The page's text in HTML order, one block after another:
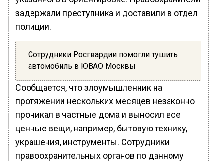
задержали преступника и доставили в отдел
полиции.
Сотрудники Росгвардии помогли тушить
автомобиль в ЮВАО Москвы
Сообщается, что злоумышленник на
протяжении нескольких месяцев незаконно
проникал в частные дома и выносил все
ценные вещи, например, бытовую технику,
украшения, инструменты. Сотрудники
правоохранительных органов по данному